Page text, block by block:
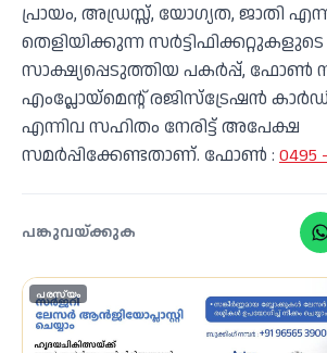
പ്രായം, അഡ്രസ്സ്, യോഗ്യത, ജാതി
തെളിയിക്കുന്ന
സാക്ഷ്യപ്പെടുത്തിയ പകർപ്പ്, ഫോൺ
എംപ്ലോയ്മെന്റ് രജിസ്ട്രേഷൻ
എന്നിവ സഹിതം നേരിട്ട് അപേക്ഷ
സമർപ്പിക്കേണ്ടതാണ്. ഫോൺ : 0495
പങ്കുവയ്ക്കുക
പരസ്യം